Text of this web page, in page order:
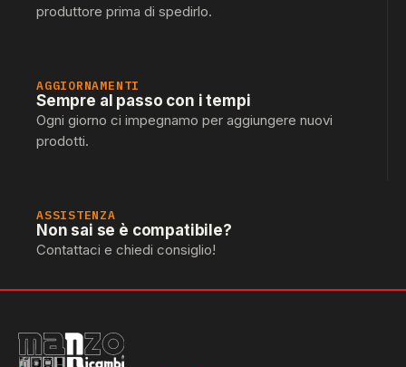
produttore prima di spedirlo.
AGGIORNAMENTI
Sempre al passo con i tempi
Ogni giorno ci impegnamo per aggiungere nuovi
prodotti.
ASSISTENZA
Non sai se è compatibile?
Contattaci e chiedi consiglio!